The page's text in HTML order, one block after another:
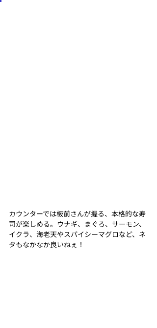
カウンターでは板前さんが握る、本格的な寿
司が楽しめる。ウナギ、まぐろ、サーモン、
イクラ、海老天やスパイシーマグロなど、ネ
タもなかなか良いねぇ！